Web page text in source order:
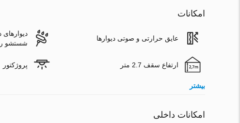
امکانات
عایق حرارتی و صوتی دیوارها
دیوارهای
شستشو
ارتفاع سقف 2.7 متر پروژکتور
بیشتر
امکانات داخلی